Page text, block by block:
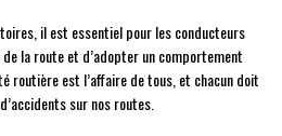
il est essentiel pour les conducteurs
la route et d’adopter un comportement
routière est l’affaire de tous, et chacun doit
sur nos routes.